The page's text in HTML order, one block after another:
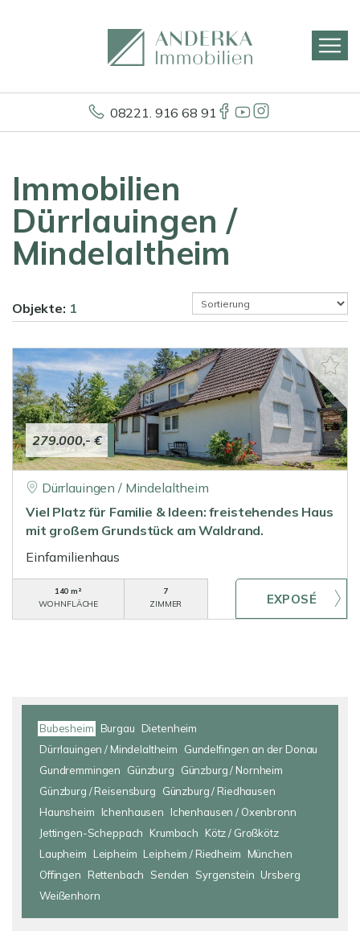
08221. 916 68 91
Immobilien
Dürrlauingen /
Mindelaltheim
Objekte: 1
279.000,- €
Dürrlauingen / Mindelaltheim
Viel Platz für Familie & Ideen: freistehendes Haus
mit großem Grundstück am Waldrand.
Einfamilienhaus
140 m²
WOHNFLÄCHE
7
ZIMMER
Bubesheim Burgau
Dietenheim
Dürrlauingen / Mindelaltheim
Gundelfingen an der Donau
Gundremmingen
Günzburg
Günzburg / Nornheim
Günzburg / Reisensburg
Günzburg / Riedhausen
Haunsheim
Ichenhausen
Ichenhausen / Oxenbronn
Jettingen-Scheppach
Krumbach
Kötz / Großkötz
Laupheim
Leipheim Leipheim / Riedheim
München
Offingen
Rettenbach Senden Syrgenstein Ursberg
Weißenhorn